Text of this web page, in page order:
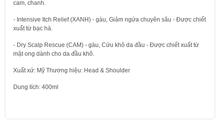
cam, chanh.
- Intensive Itch Relief (XANH) - gàu, Giảm ngứa chuyên sâu - Được chiết
xuất từ bạc hà.
- Dry Scalp Rescue (CAM) - gàu, Cứu khô da đầu - Được chiết xuất từ
mật ong dành cho da đầu khô.
Xuất xứ: Mỹ Thương hiệu: Head & Shoulder
Dung tích: 400ml